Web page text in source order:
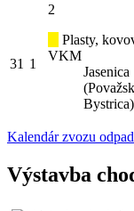
31 1
2
Plasty,
VKM
Jasenica
Bystrica)
Kalendár zvozu
Výstavba